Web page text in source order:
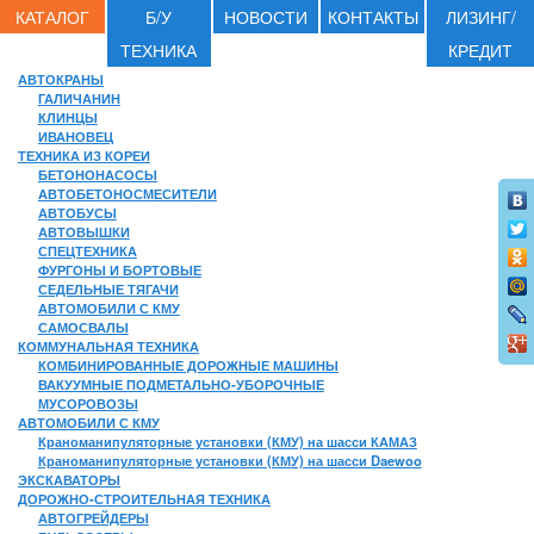
КАТАЛОГ
Б/У
ТЕХНИКА
НОВОСТИ КОНТАКТЫ
ЛИЗИНГ/
КРЕДИТ
АВТОКРАНЫ
ГАЛИЧАНИН
КЛИНЦЫ
ИВАНОВЕЦ
ТЕХНИКА ИЗ КОРЕИ
БЕТОНОНАСОСЫ
АВТОБЕТОНОСМЕСИТЕЛИ
АВТОБУСЫ
АВТОВЫШКИ
СПЕЦТЕХНИКА
ФУРГОНЫ И БОРТОВЫЕ
СЕДЕЛЬНЫЕ ТЯГАЧИ
АВТОМОБИЛИ С КМУ
САМОСВАЛЫ
КОММУНАЛЬНАЯ ТЕХНИКА
КОМБИНИРОВАННЫЕ ДОРОЖНЫЕ МАШИНЫ
ВАКУУМНЫЕ ПОДМЕТАЛЬНО-УБОРОЧНЫЕ
МУСОРОВОЗЫ
АВТОМОБИЛИ С КМУ
Краноманипуляторные установки (КМУ) на шасси КАМАЗ
Краноманипуляторные установки (КМУ) на шасси Daewoo
ЭКСКАВАТОРЫ
ДОРОЖНО-СТРОИТЕЛЬНАЯ ТЕХНИКА
АВТОГРЕЙДЕРЫ